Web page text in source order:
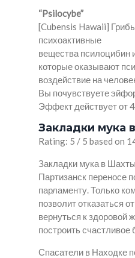
“Psilocybe”
[Cubensis Hawaii]
психоактивные
вещества псилоцибин
которые оказывают
воздействие на
Вы почувствуете
Эффект действует от
Закладки мука
Rating: 5 / 5 based on
Закладки мука в
Партизанск переносе
парламенту. Только
позволит отказаться
вернуться к здоровой
построить
Спасатели в Находке